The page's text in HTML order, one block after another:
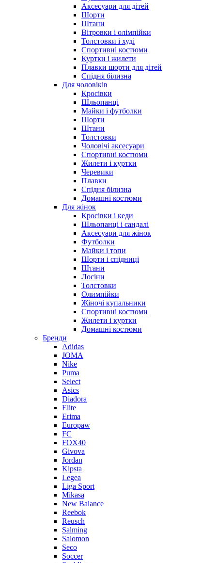
Аксесуари для дітей
Шорти
Штани
Вітровки і олімпійки
Толстовки і худі
Спортивні костюми
Куртки і жилети
Плавки шорти для дітей
Спідня білизна
Для чоловіків
Кросівки
Шльопанці
Майки і футболки
Шорти
Штани
Толстовки
Чоловічі аксесуари
Спортивні костюми
Жилети і куртки
Черевики
Плавки
Спідня білизна
Домашні костюми
Для жінок
Кросівки і кеди
Шльопанці і сандалі
Аксесуари для жінок
Футболки
Майки і топи
Шорти і спідниці
Штани
Лосіни
Толстовки
Олимпійки
Жіночі купальники
Спортивні костюми
Жилети і куртки
Домашні костюми
Бренди
Adidas
JOMA
Nike
Puma
Select
Asics
Diadora
Elite
Erima
Europaw
FC
FOX40
Givova
Jordan
Kipsta
Legea
Liga Sport
Mikasa
New Balance
Reebok
Reusch
Salming
Salomon
Seco
Soccer